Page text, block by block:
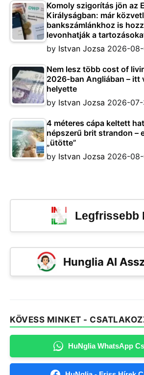
Komoly szigorítás jön az
Királyságban: már
bankszámlánkhoz is
levonhatják a
by Istvan Jozsa 2026-
Nem lesz több cost of
2026-ban Angliában – itt
helyette
by Istvan Jozsa 2026-07-
4 méteres cápa keltett
népszerű brit strandon –
„ütötte”
by Istvan Jozsa 2026-
Legfrissebb
Hunglia AI
KÖVESS MINKET -
HuNglia WhatsApp